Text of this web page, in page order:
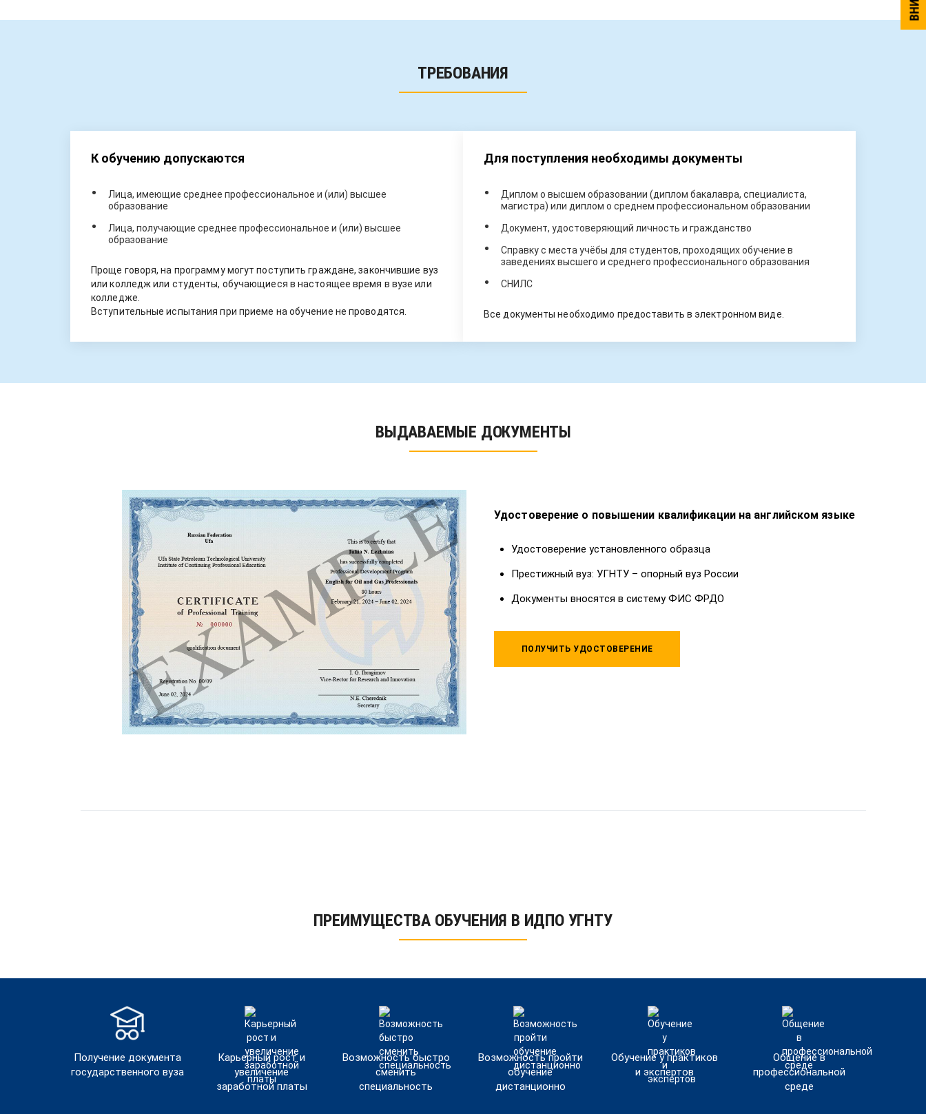
ТРЕБОВАНИЯ
К обучению допускаются
Лица, имеющие среднее профессиональное и (или) высшее
образование
Лица, получающие среднее профессиональное и (или) высшее
образование
Проще говоря, на программу могут поступить граждане, закончившие вуз
или колледж или студенты, обучающиеся в настоящее время в вузе или
колледже.
Вступительные испытания при приеме на обучение не проводятся.
Для поступления необходимы документы
Диплом о высшем образовании (диплом бакалавра, специалиста,
магистра) или диплом о среднем профессиональном образовании
Документ, удостоверяющий личность и гражданство
Справку с места учёбы для студентов, проходящих обучение в
заведениях высшего и среднего профессионального образования
СНИЛС
Все документы необходимо предоставить в электронном виде.
ВЫДАВАЕМЫЕ ДОКУМЕНТЫ
Удостоверение о повышении квалификации на английском языке
Удостоверение установленного образца
Престижный вуз: УГНТУ – опорный вуз России
Документы вносятся в систему ФИС ФРДО
ПОЛУЧИТЬ УДОСТОВЕРЕНИЕ
ПРЕИМУЩЕСТВА ОБУЧЕНИЯ В ИДПО УГНТУ
Получение документа
государственного вуза
Карьерный рост и
увеличение
заработной платы
Возможность быстро
сменить
специальность
Возможность пройти
обучение
дистанционно
Обучение у практиков
и экспертов
Общение в
профессиональной
среде